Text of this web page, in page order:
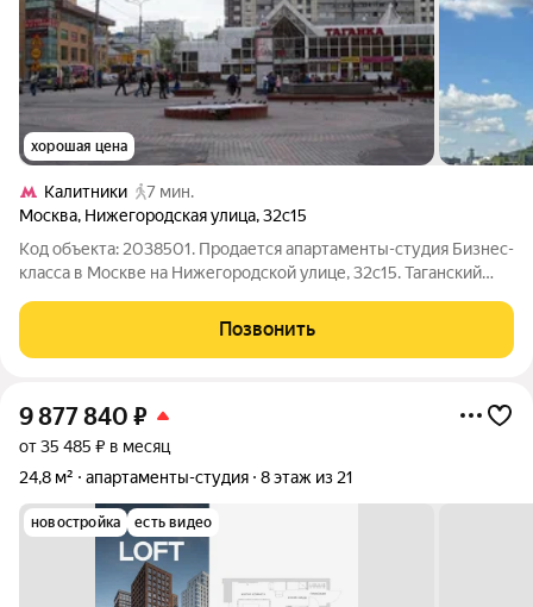
хорошая цена
Калитники
7 мин.
Москва, Нижегородская улица,32с15
Код объекта: 2038501. Продается апартаменты-студия Бизнес-
класса в Москве на Нижегородской улице, 32с15. Таганский
кольцевая, Римская, МЦД Калитники. Вся инфраструктура
рядом. Апартамениы на 3 этаже
Позвонить
9 877 840 ₽
от 35 485 ₽ в месяц
24,8 м²
апартаменты-студия 8 этаж из 21
новостройка есть видео